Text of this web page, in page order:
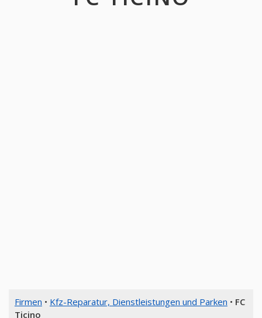
Firmen • Kfz-Reparatur, Dienstleistungen und Parken • FC
Ticino